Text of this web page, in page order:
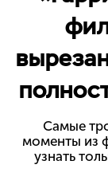
Самые
моменты из
узнать